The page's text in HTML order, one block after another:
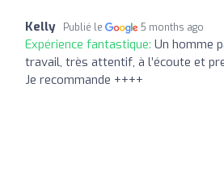
Kelly Publié le 5 months ago
Expérience fantastique: Un homme
travail, très attentif, à l’écoute et
Je recommande ++++